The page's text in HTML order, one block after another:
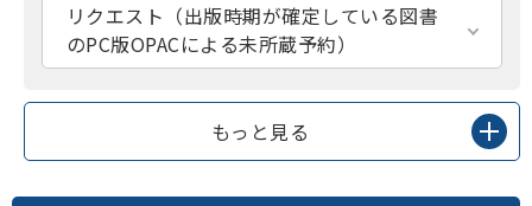
リクエスト（出版時期が確定している図書
のPC版OPACによる未所蔵予約）
もっと見る